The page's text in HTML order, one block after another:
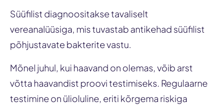
Süüfilist diagnoositakse tavaliselt
vereanalüüsiga, mis tuvastab antikehad süüfilist
põhjustavate bakterite vastu.
Mõnel juhul, kui haavand on olemas, võib arst
võtta haavandist proovi testimiseks. Regulaarne
testimine on ülioluline, eriti kõrgema riskiga